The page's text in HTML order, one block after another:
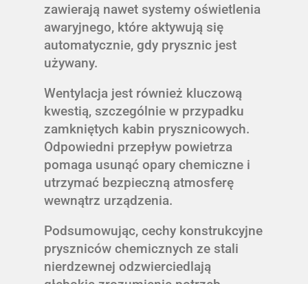
zawierają nawet systemy oświetlenia
awaryjnego, które aktywują się
automatycznie, gdy prysznic jest
używany.
Wentylacja jest również kluczową
kwestią, szczególnie w przypadku
zamkniętych kabin prysznicowych.
Odpowiedni przepływ powietrza
pomaga usunąć opary chemiczne i
utrzymać bezpieczną atmosferę
wewnątrz urządzenia.
Podsumowując, cechy konstrukcyjne
pryszniców chemicznych ze stali
nierdzewnej odzwierciedlają